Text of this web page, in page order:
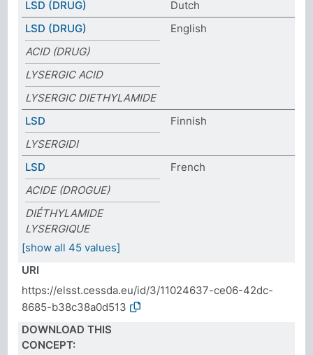
LSD (DRUG)
Dutch
LSD (DRUG)
English
ACID (DRUG)
LYSERGIC ACID
LYSERGIC DIETHYLAMIDE
LSD
Finnish
LYSERGIDI
LSD
French
ACIDE (DROGUE)
DIÉTHYLAMIDE
LYSERGIQUE
[show all 45 values]
URI
https://elsst.cessda.eu/id/3/11024637-ce06-42dc-
8685-b38c38a0d513
DOWNLOAD THIS
CONCEPT: